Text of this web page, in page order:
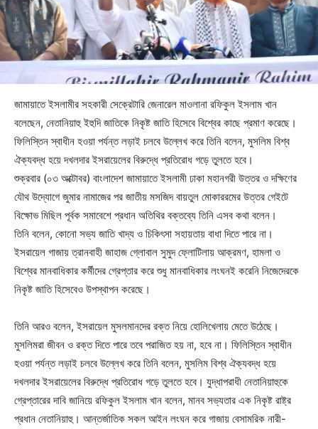
জামায়াতে ইসলামীর সহকারী সেক্রেটারি জেনারেল মাওলানা রফিকুল ইসলাম খান
বলেছেন, নেতানিয়াহু ইহুদি জাতিকে নিকৃষ্ট জাতি হিসেবে বিশ্বের কাছে প্রমাণ করেছে।
ফিলিস্তিন স্বাধীন হওয়া পর্যন্ত লড়াই চলবে উল্লেখ করে তিনি বলেন, মুসলিম বিশ্ব
ঐক্যবদ্ধ হয়ে দখলদার ইসরায়েলের বিরুদ্ধে প্রতিরোধ গড়ে তুলতে হবে।
শুক্রবার (০৩ অক্টোবর) বাংলাদেশ জামায়াতে ইসলামী ঢাকা মহানগরী উত্তর ও দক্ষিণের
যৌথ উদ্যোগে জুমার নামাজের পর জাতীয় মসজিদ বায়তুল মোকাররমের উত্তর গেইটে
বিক্ষোভ মিছিল পূর্বক সমাবেশে প্রধান অতিথির বক্তব্যে তিনি এসব কথা বলেন।
তিনি বলেন, কোনো সভ্য জাতি খাদ্য ও চিকিৎসা সহায়তায় বাধা দিতে পারে না।
ইসরায়েল গাজায় ত্রানবাহী জাহাজ গ্লোবাল সুমুদ ফ্লোটিলায় আক্রমণ, হামলা ও
বিশ্বের মানবাধিকার কর্মীদের গ্রেপ্তার করে শুধু মানবাধিকার লংঘনই করেনি নিজেদেরকে
নিকৃষ্ট জাতি হিসেবেও উপস্থাপন করেছে।
তিনি আরও বলেন, ইসরায়েল মুসলমানদের রক্ত নিয়ে হোলিখেলায় মেতে উঠেছে।
মুসলিমরা জীবন ও রক্ত দিতে পারে তবে পরাজিত হয় না, হবে না। ফিলিস্তিন স্বাধীন
হওয়া পর্যন্ত লড়াই চলবে উল্লেখ করে তিনি বলেন, মুসলিম বিশ্ব ঐক্যবদ্ধ হয়ে
দখলদার ইসরায়েলের বিরুদ্ধে প্রতিরোধ গড়ে তুলতে হবে। যুদ্ধাপরাধী নেতানিয়াহুকে
গ্রেপ্তারের দাবি জানিয়ে রফিকুল ইসলাম খান বলেন, মানব সভ্যতার এক নিকৃষ্ট রাষ্ট্র
প্রধান নেতানিয়াহু। আন্তর্জাতিক সকল আইন লংঘন করে গাজায় বেসামরিক নারী-